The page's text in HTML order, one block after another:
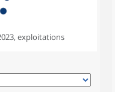
exploitations